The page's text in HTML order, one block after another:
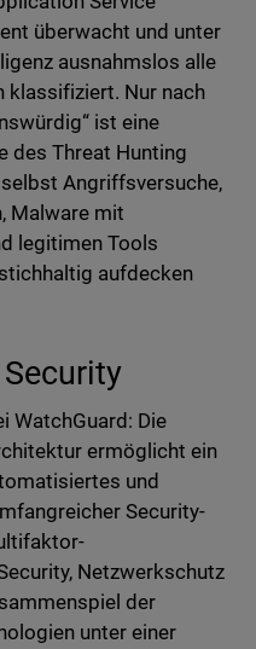
überwacht und unter
ausnahmslos alle
klassifiziert. Nur nach
ist eine
des Threat Hunting
Angriffsversuche,
Malware mit
legitimen Tools
aufdecken
WatchGuard: Die
ermöglicht ein
und
Security-
Netzwerkschutz
der
unter einer